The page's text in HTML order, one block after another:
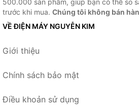
trước khi mua. Chúng tôi không bán
VỀ ĐIỆN MÁY NGUYỄN KIM
Giới thiệu
Chính sách bảo mật
Điều khoản sử dụng